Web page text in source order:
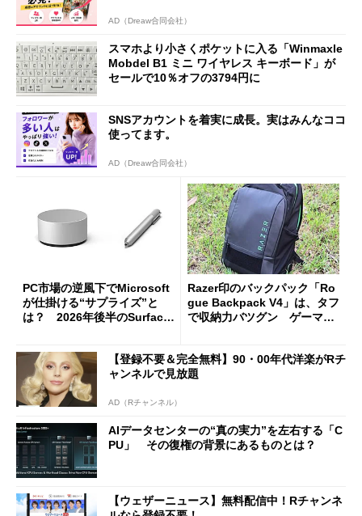
AD（Dreaw合同会社）
スマホより小さくポケットに入る「Winmaxle
Mobdel B1 ミニ ワイヤレス キーボード」が
セールで10％オフの3794円に
SNSアカウントを着実に成長。実はみんなココ
使ってます。
AD（Dreaw合同会社）
PC市場の逆風下でMicrosoft
が仕掛ける“サプライズ”と
は？ 2026年後半のSurface
Razer印のバックパック「Ro
gue Backpack V4」は、タフ
で収納力バツグン ゲーマー
【登録不要＆完全無料】90・00年代洋楽がRチ
ャンネルで見放題
AD（Rチャンネル）
AIデータセンターの“真の実力”を左右する「C
PU」 その復権の背景にあるものとは？
【ウェザーニュース】無料配信中！Rチャンネ